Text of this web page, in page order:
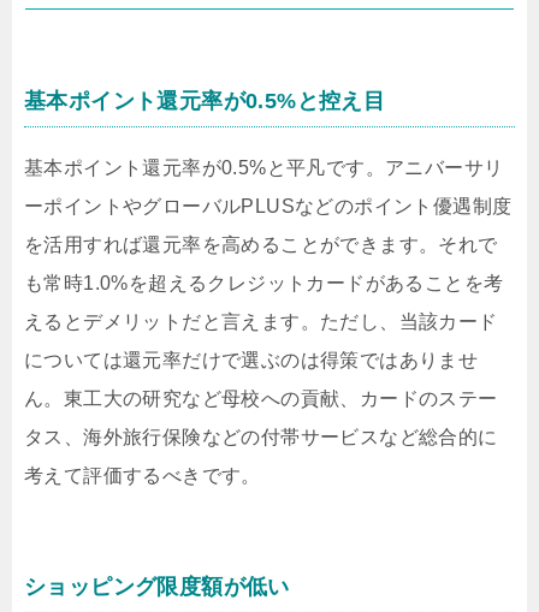
基本ポイント還元率が0.5%と控え目
基本ポイント還元率が0.5%と平凡です。アニバーサリ
ーポイントやグローバルPLUSなどのポイント優遇制度
を活用すれば還元率を高めることができます。それで
も常時1.0%を超えるクレジットカードがあることを考
えるとデメリットだと言えます。ただし、当該カード
については還元率だけで選ぶのは得策ではありませ
ん。東工大の研究など母校への貢献、カードのステー
タス、海外旅行保険などの付帯サービスなど総合的に
考えて評価するべきです。
ショッピング限度額が低い